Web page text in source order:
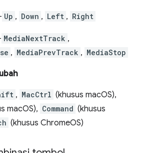
Up , Down , Left , Right
MediaNextTrack ,
, MediaPrevTrack , MediaStop
, MacCtrl (khusus macOS),
macOS), Command (khusus
(khusus ChromeOS)